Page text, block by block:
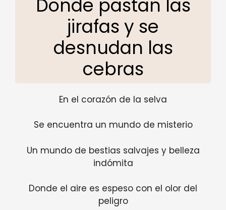
Donde pastan las
jirafas y se
desnudan las
cebras
En el corazón de la selva
Se encuentra un mundo de misterio
Un mundo de bestias salvajes y belleza
indómita
Donde el aire es espeso con el olor del
peligro